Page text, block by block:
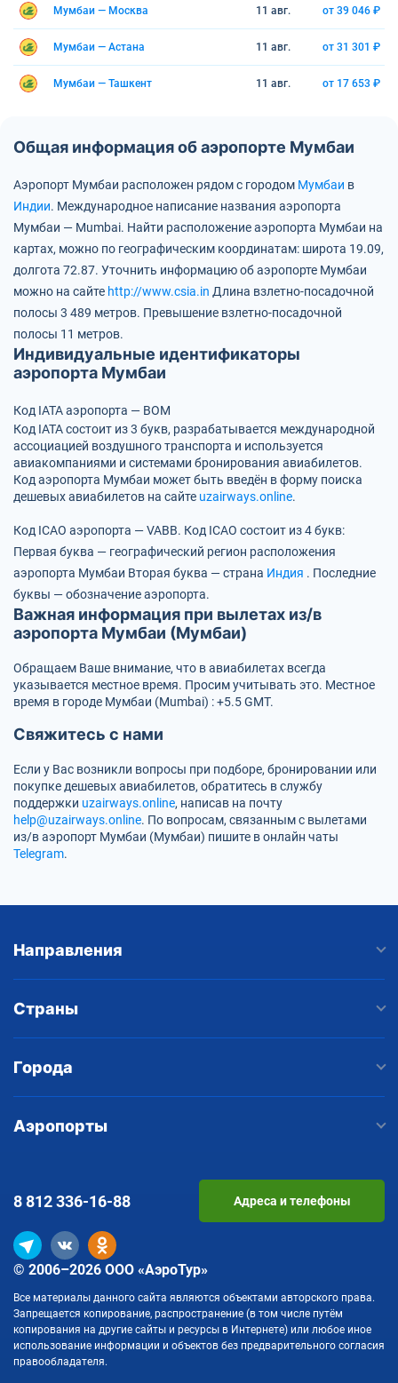
Мумбаи — Москва 11 авг. от 39 046 ₽
Мумбаи — Астана 11 авг. от 31 301 ₽
Мумбаи — Ташкент 11 авг. от 17 653 ₽
Общая информация об аэропорте Мумбаи
Аэропорт Мумбаи расположен рядом с городом Мумбаи в
Индии. Международное написание названия аэропорта
Мумбаи — Mumbai. Найти расположение аэропорта Мумбаи на
картах, можно по географическим координатам: широта 19.09,
долгота 72.87. Уточнить информацию об аэропорте Мумбаи
можно на сайте http://www.csia.in Длина взлетно-посадочной
полосы 3 489 метров. Превышение взлетно-посадочной
полосы 11 метров.
Индивидуальные идентификаторы
аэропорта Мумбаи
Код IATA аэропорта — BOM
Код IATA состоит из 3 букв, разрабатывается международной
ассоциацией воздушного транспорта и используется
авиакомпаниями и системами бронирования авиабилетов.
Код аэропорта Мумбаи может быть введён в форму поиска
дешевых авиабилетов на сайте uzairways.online.
Код ICAO аэропорта — VABB. Код ICAO состоит из 4 букв:
Первая буква — географический регион расположения
аэропорта Мумбаи Вторая буква — страна Индия . Последние
буквы — обозначение аэропорта.
Важная информация при вылетах из/в
аэропорта Мумбаи (Мумбаи)
Обращаем Ваше внимание, что в авиабилетах всегда
указывается местное время. Просим учитывать это. Местное
время в городе Мумбаи (Mumbai) : +5.5 GMT.
Свяжитесь с нами
Если у Вас возникли вопросы при подборе, бронировании или
покупке дешевых авиабилетов, обратитесь в службу
поддержки uzairways.online, написав на почту
help@uzairways.online. По вопросам, связанным с вылетами
из/в аэропорт Мумбаи (Мумбаи) пишите в онлайн чаты
Telegram.
Направления
Страны
Города
Аэропорты
© 2006–2026 ООО «АэроТур»
Все материалы данного сайта являются объектами авторского права.
Запрещается копирование, распространение (в том числе путём
копирования на другие сайты и ресурсы в Интернете) или любое иное
использование информации и объектов без предварительного согласия
правообладателя.
8 812336-16-88 Адреса и телефоны